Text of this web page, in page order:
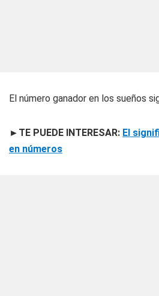
El número ganador en los sueños
►TE PUEDE INTERESAR: El
en números